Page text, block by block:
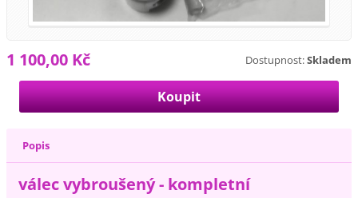
Dostupnost:Skladem
1 100,00 Kč
Popis
válec vybroušený - kompletní